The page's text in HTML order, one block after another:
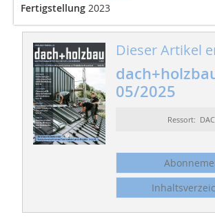
Fertigstellung 2023
Dieser Artikel
05/2025
Ressort: